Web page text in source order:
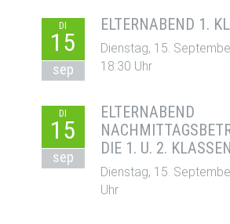
DI
15
sep
ELTERNABEND 1.
Dienstag, 15.
18:30 Uhr
DI
15
sep
ELTERNABEND
DIE 1. U. 2. KLASSEN
Dienstag, 15.
Uhr